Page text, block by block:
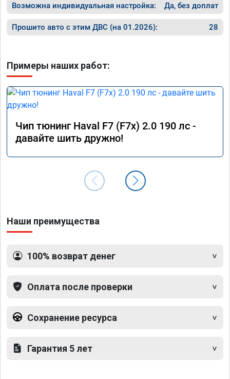
Возможна индивидуальная настройка: Да, без доплат
Прошито авто с этим ДВС (на 01.2026): 28
Примеры наших работ:
Чип тюнинг Haval F7 (F7x) 2.0 190 лс -
давайте шить дружно!
Наши преимущества
100% возврат денег
Оплата после проверки
Сохранение ресурса
Гарантия 5 лет